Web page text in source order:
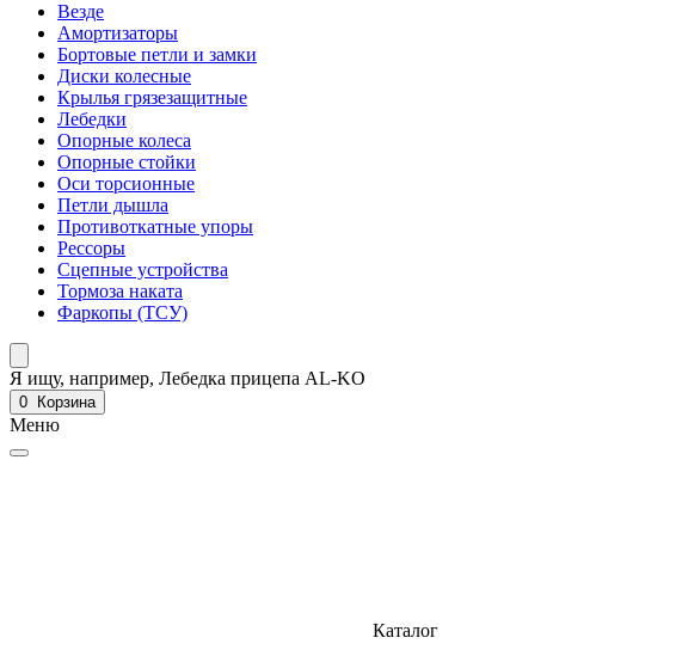
Везде
Амортизаторы
Бортовые петли и замки
Диски колесные
Крылья грязезащитные
Лебедки
Опорные колеса
Опорные стойки
Оси торсионные
Петли дышла
Противоткатные упоры
Рессоры
Сцепные устройства
Тормоза наката
Фаркопы (ТСУ)
Я ищу, например, Лебедка прицепа AL-KO
0 Корзина
Меню
Каталог